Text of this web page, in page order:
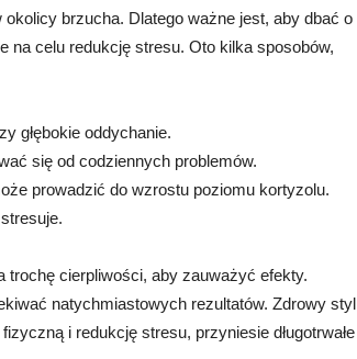
brzucha. Dlatego ważne jest, aby dbać o
na celu redukcję stresu. Oto kilka sposobów,
głębokie oddychanie.
się od codziennych problemów.
prowadzić do wzrostu poziomu kortyzolu.
trochę cierpliwości, aby zauważyć efekty.
natychmiastowych rezultatów. Zdrowy styl
i redukcję stresu, przyniesie długotrwałe